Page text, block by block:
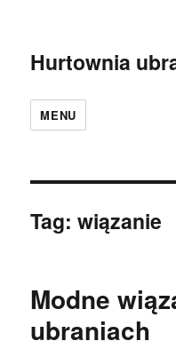
Hurtownia
MENU
Tag:wiązanie
Modne
ubraniach